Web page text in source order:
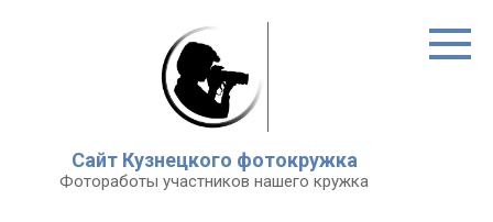
Сайт Кузнецкого фотокружка
Фотоработы участников нашего кружка